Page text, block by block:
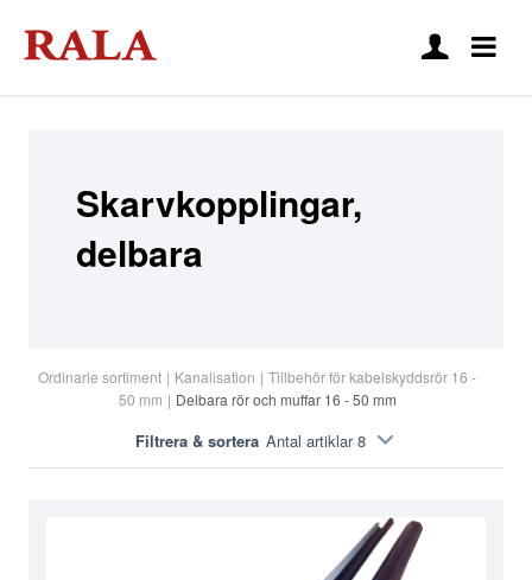
Skarvkopplingar,
delbara
Ordinarie sortiment | Kanalisation | Tillbehör för kabelskyddsrör 16 -
50 mm | Delbara rör och muffar 16 - 50 mm
Filtrera & sortera Antal artiklar 8